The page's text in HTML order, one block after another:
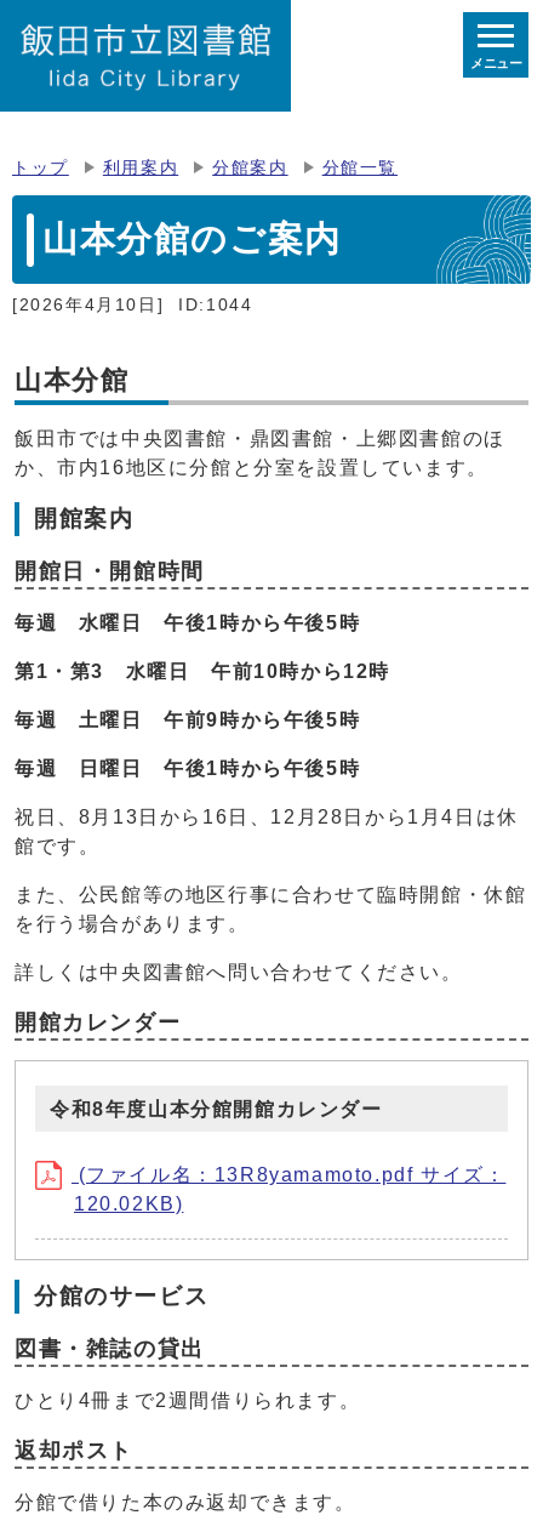
メニュー
トップ 利用案内 分館案内 分館一覧
山本分館のご案内
[2026年4月10日] ID:1044
山本分館
飯田市では中央図書館・鼎図書館・上郷図書館のほ
か、市内16地区に分館と分室を設置しています。
開館案内
開館日・開館時間
毎週 水曜日 午後1時から午後5時
第1・第3 水曜日 午前10時から12時
毎週 土曜日 午前9時から午後5時
毎週 日曜日 午後1時から午後5時
祝日、8月13日から16日、12月28日から1月4日は休
館です。
また、公民館等の地区行事に合わせて臨時開館・休館
を行う場合があります。
詳しくは中央図書館へ問い合わせてください。
開館カレンダー
令和8年度山本分館開館カレンダー
(ファイル名：13R8yamamoto.pdf サイズ：
120.02KB)
分館のサービス
図書・雑誌の貸出
ひとり4冊まで2週間借りられます。
返却ポスト
分館で借りた本のみ返却できます。